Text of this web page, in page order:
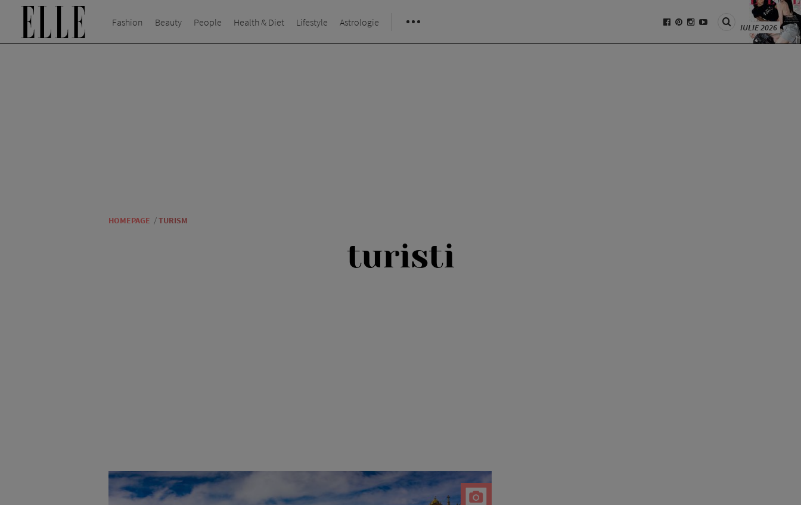
Fashion Beauty People Health & Diet Lifestyle Astrologie IULIE 2026
HOMEPAGE /TURISM
turisti